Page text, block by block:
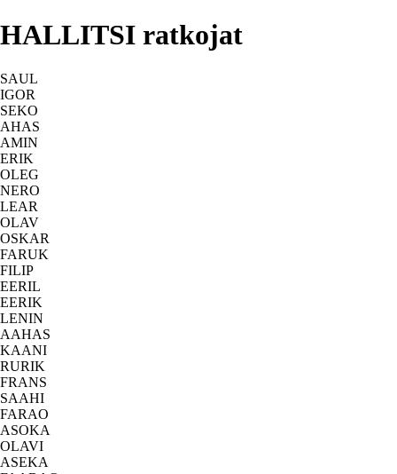
HALLITSI ratkojat
SAUL
IGOR
SEKO
AHAS
AMIN
ERIK
OLEG
NERO
LEAR
OLAV
OSKAR
FARUK
FILIP
EERIL
EERIK
LENIN
AAHAS
KAANI
RURIK
FRANS
SAAHI
FARAO
ASOKA
OLAVI
ASEKA